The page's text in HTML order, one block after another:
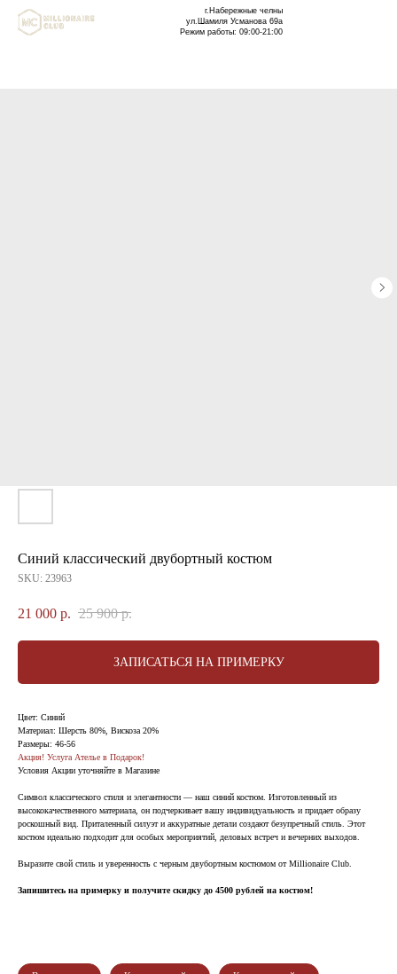
г.Набережные челны
ул.Шамиля Усманова 69а
Режим работы: 09:00-21:00
Синий классический двубортный костюм
SKU: 23963
21 000 р. 25 900 р.
ЗАПИСАТЬСЯ НА ПРИМЕРКУ
Цвет: Синий
Материал: Шерсть 80%, Вискоза 20%
Размеры: 46-56
Акция! Услуга Ателье в Подарок!
Условия Акции уточняйте в Магазине
Символ классического стиля и элегантности — наш синий костюм. Изготовленный из
высококачественного материала, он подчеркивает вашу индивидуальность и придает образу
роскошный вид. Приталенный силуэт и аккуратные детали создают безупречный стиль. Этот
костюм идеально подходит для особых мероприятий, деловых встреч и вечерних выходов.
Выразите свой стиль и уверенность с черным двубортным костюмом от Millionaire Club.
Запишитесь на примерку и получите скидку до 4500 рублей на костюм!